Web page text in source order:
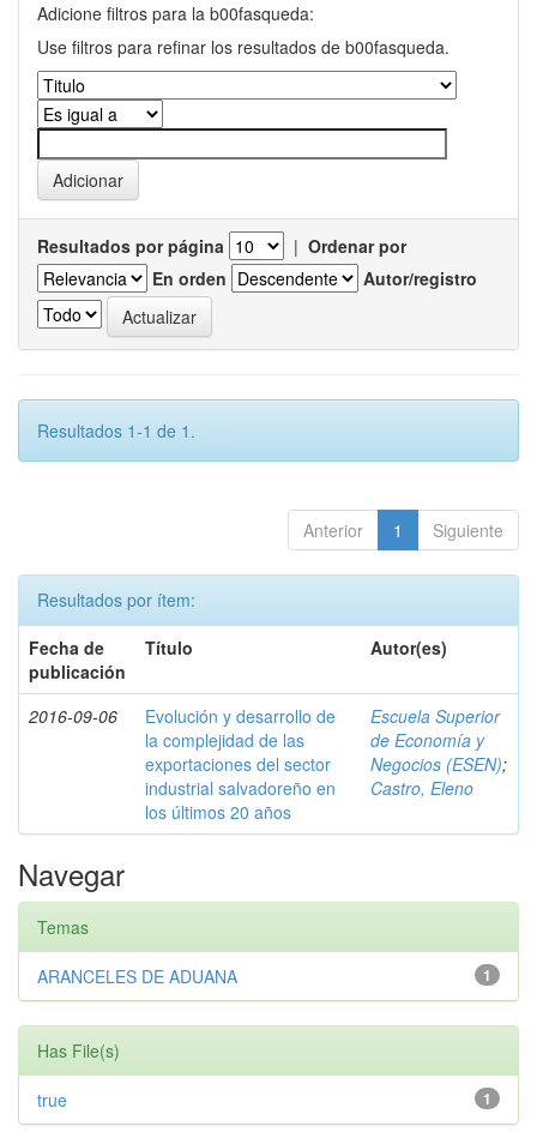
Adicione filtros para la b00fasqueda:
Use filtros para refinar los resultados de b00fasqueda.
Resultados por página | Ordenar por
En orden
Autor/registro
Resultados 1-1 de 1.
Anterior 1 Siguiente
Resultados por ítem:
Fecha de
publicación
Título Autor(es)
2016-09-06
Evolución y desarrollo de
la complejidad de las
exportaciones del sector
industrial salvadoreño en
los últimos 20 años
Escuela Superior
de Economía y
Negocios (ESEN);
Castro, Eleno
Navegar
Temas
1
ARANCELES DE ADUANA
Has File(s)
1
true